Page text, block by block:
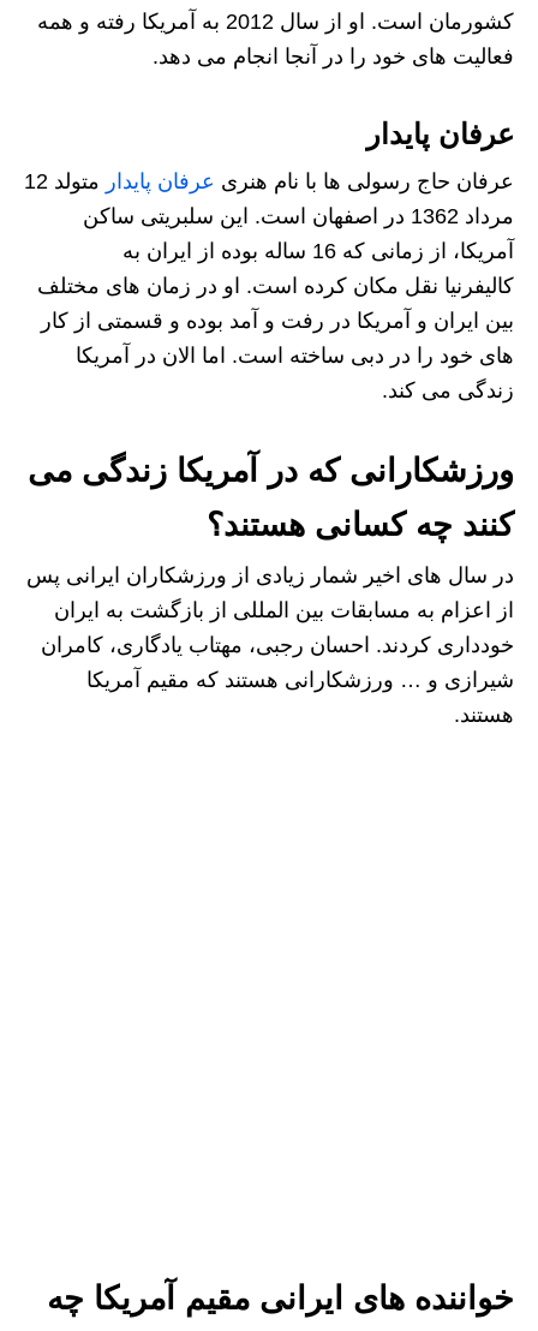
کشورمان است. او از سال 2012 به آمریکا رفته و همه
فعالیت های خود را در آنجا انجام می دهد.
عرفان پایدار
عرفان حاج رسولی ها با نام هنری عرفان پایدار
متولد 12
مرداد 1362 در اصفهان است. این سلبریتی ساکن
آمریکا، از زمانی که 16 ساله بوده از ایران به
کالیفرنیا نقل مکان کرده است. او در زمان های مختلف
بین ایران و آمریکا در رفت و آمد بوده و قسمتی از کار
های خود را در دبی ساخته است. اما الان در آمریکا
زندگی می کند.
ورزشکارانی که در آمریکا زندگی می
کنند چه کسانی هستند؟
در سال‌ های اخیر شمار زیادی از ورزشکاران ایرانی پس
از اعزام به مسابقات بین‌ المللی از بازگشت به ایران
خودداری کردند. احسان رجبی، مهتاب یادگاری، کامران
شیرازی و … ورزشکارانی هستند که مقیم آمریکا
هستند.
خواننده های ایرانی مقیم آمریکا چه